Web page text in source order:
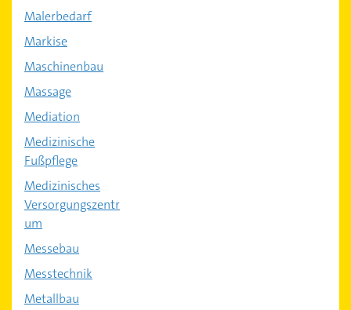
Malerbedarf
Markise
Maschinenbau
Massage
Mediation
Medizinische
Fußpflege
Medizinisches
Versorgungszentr
um
Messebau
Messtechnik
Metallbau